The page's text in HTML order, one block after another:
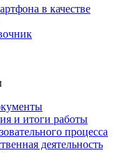
в качестве
и итоги работы
процесса
деятельность